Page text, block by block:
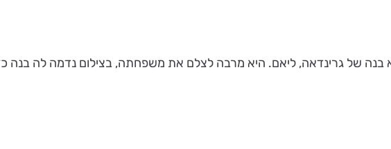
של זואי גרינדאה - הילד המופיע בצילום שנוצר ב2014 הוא בנה של גרינדאה, ליאם. היא מרבה לצלם את משפחתה,